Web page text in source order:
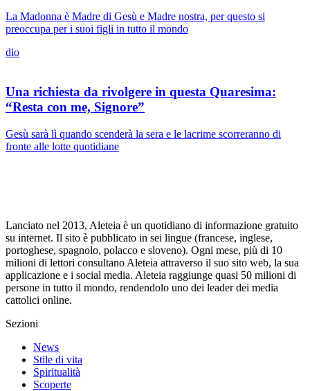
La Madonna è Madre di Gesù e Madre nostra, per questo si
preoccupa per i suoi figli in tutto il mondo
dio
Una richiesta da rivolgere in questa Quaresima:
“Resta con me, Signore”
Gesù sarà lì quando scenderà la sera e le lacrime scorreranno di
fronte alle lotte quotidiane
Lanciato nel 2013, Aleteia è un quotidiano di informazione gratuito
su internet. Il sito è pubblicato in sei lingue (francese, inglese,
portoghese, spagnolo, polacco e sloveno). Ogni mese, più di 10
milioni di lettori consultano Aleteia attraverso il suo sito web, la sua
applicazione e i social media. Aleteia raggiunge quasi 50 milioni di
persone in tutto il mondo, rendendolo uno dei leader dei media
cattolici online.
Sezioni
News
Stile di vita
Spiritualità
Scoperte